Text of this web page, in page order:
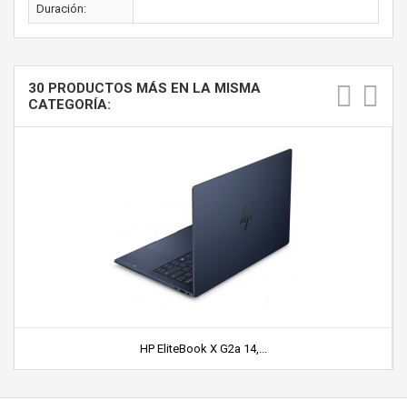
Duración:
30 PRODUCTOS MÁS EN LA MISMA
CATEGORÍA:
HP EliteBook X G2a 14,...